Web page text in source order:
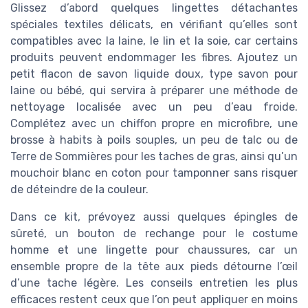
Glissez d’abord quelques lingettes détachantes
spéciales textiles délicats, en vérifiant qu’elles sont
compatibles avec la laine, le lin et la soie, car certains
produits peuvent endommager les fibres. Ajoutez un
petit flacon de savon liquide doux, type savon pour
laine ou bébé, qui servira à préparer une méthode de
nettoyage localisée avec un peu d’eau froide.
Complétez avec un chiffon propre en microfibre, une
brosse à habits à poils souples, un peu de talc ou de
Terre de Sommières pour les taches de gras, ainsi qu’un
mouchoir blanc en coton pour tamponner sans risquer
de déteindre de la couleur.
Dans ce kit, prévoyez aussi quelques épingles de
sûreté, un bouton de rechange pour le costume
homme et une lingette pour chaussures, car un
ensemble propre de la tête aux pieds détourne l’œil
d’une tache légère. Les conseils entretien les plus
efficaces restent ceux que l’on peut appliquer en moins